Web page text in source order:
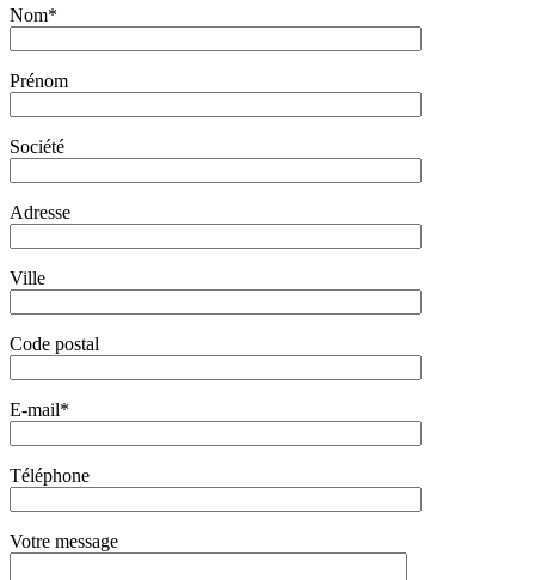
Nom*
Prénom
Société
Adresse
Ville
Code postal
E-mail*
Téléphone
Votre message